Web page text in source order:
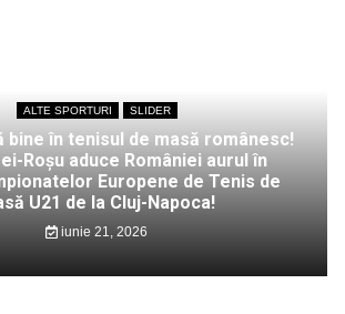
ALTE SPORTURI SLIDER
bine în tenisul de masă românesc!
Roșu aduce României aurul în
Europene de Tenis de
U21 de la Cluj-Napoca!
iunie 21, 2026